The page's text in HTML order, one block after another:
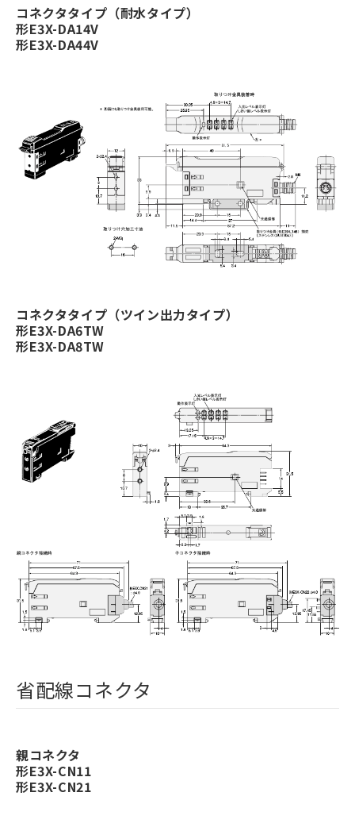
コネクタタイプ（耐水タイプ）
形E3X-DA14V
形E3X-DA44V
コネクタタイプ（ツイン出力タイプ）
形E3X-DA6TW
形E3X-DA8TW
省配線コネクタ
親コネクタ
形E3X-CN11
形E3X-CN21